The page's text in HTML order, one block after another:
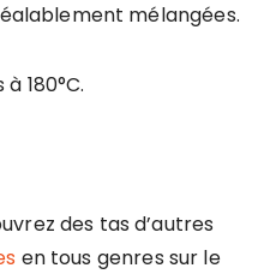
mélangées.
180°C.
des tas d’autres
en tous genres sur le